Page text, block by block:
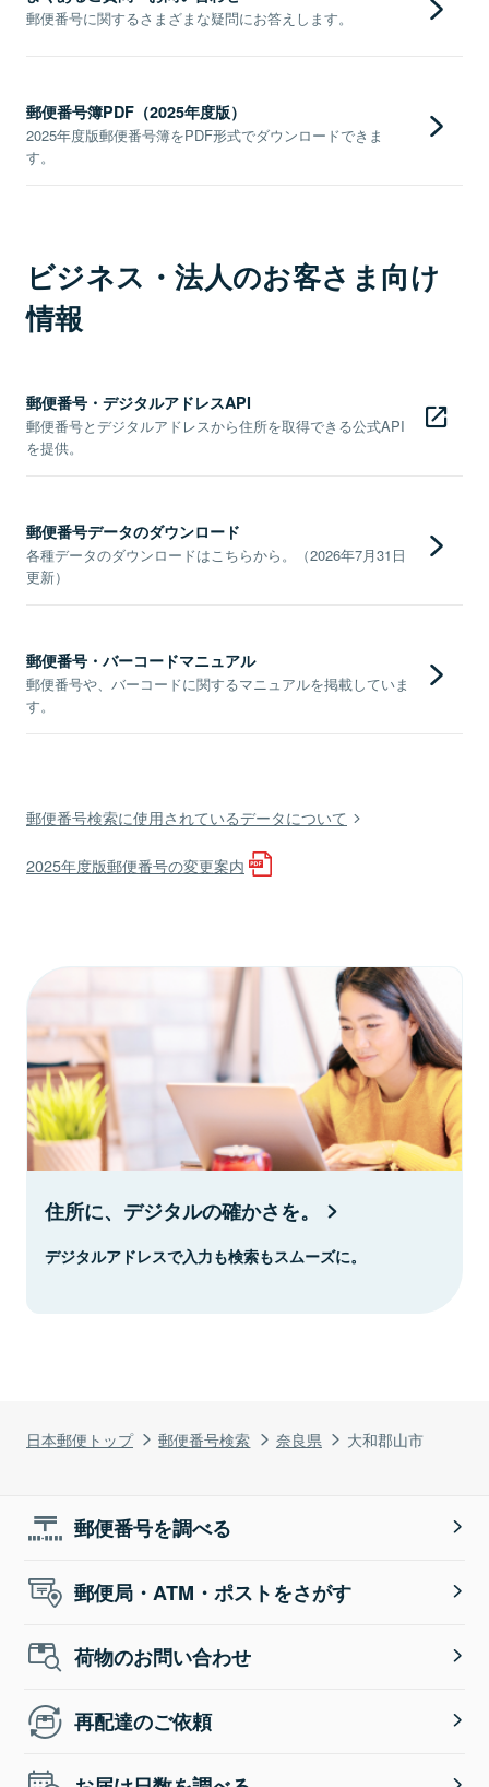
日本郵便トップ 郵便番号検索 奈良県 大和郡山市
郵便番号に関するさまざまな疑問にお答えします。
郵便番号簿PDF（2025年度版）
2025年度版郵便番号簿をPDF形式でダウンロードできま
す。
ビジネス・法人のお客さま向け
情報
郵便番号・デジタルアドレスAPI
郵便番号とデジタルアドレスから住所を取得できる公式API
を提供。
郵便番号データのダウンロード
各種データのダウンロードはこちらから。（2026年7月31日
更新）
郵便番号・バーコードマニュアル
郵便番号や、バーコードに関するマニュアルを掲載していま
す。
郵便番号検索に使用されているデータについて
2025年度版郵便番号の変更案内
住所に、デジタルの確かさを。
デジタルアドレスで入力も検索もスムーズに。
郵便番号を調べる
郵便局・ATM・ポストをさがす
荷物のお問い合わせ
再配達のご依頼